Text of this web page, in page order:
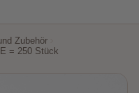
Zubehör
= 250 Stück